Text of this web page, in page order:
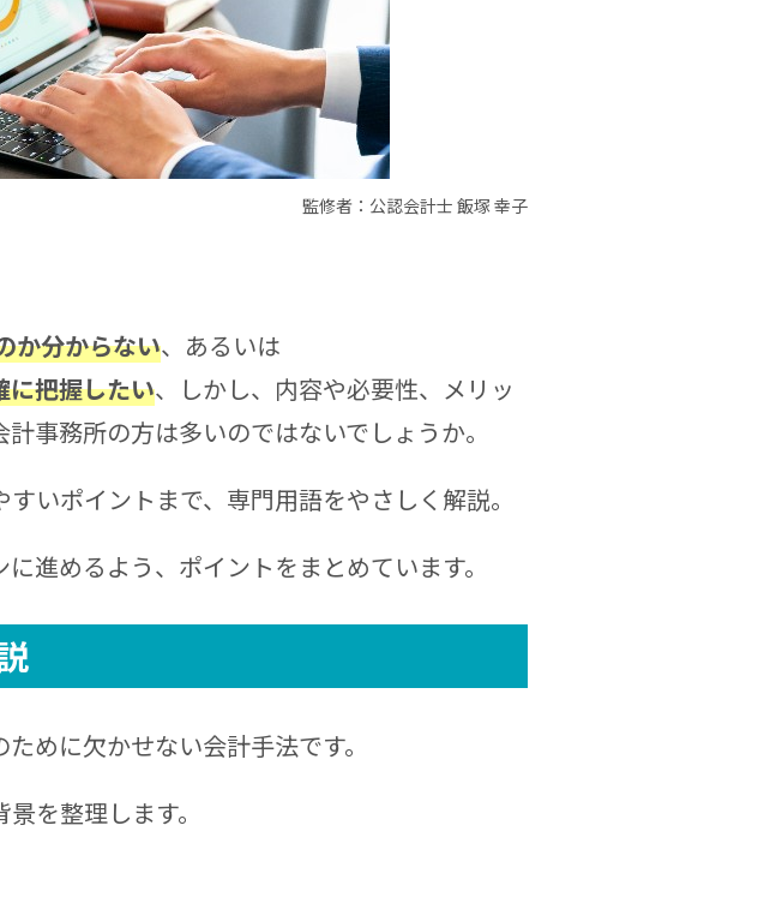
監修者：公認会計士 飯塚 幸子
か分からない、あるいは
に把握したい、しかし、内容や必要性、メリッ
事務所の方は多いのではないでしょうか。
いポイントまで、専門用語をやさしく解説。
進めるよう、ポイントをまとめています。
めに欠かせない会計手法です。
を整理します。